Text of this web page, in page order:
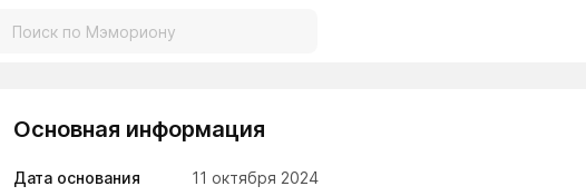
Основная информация
Дата основания 11 октября 2024